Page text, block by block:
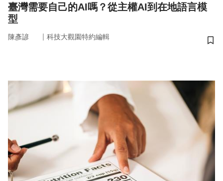
臺灣需要自己的AI嗎？從主權AI到在地語言模
型
陳彥諺 ｜ 科技大觀園特約編輯
儲